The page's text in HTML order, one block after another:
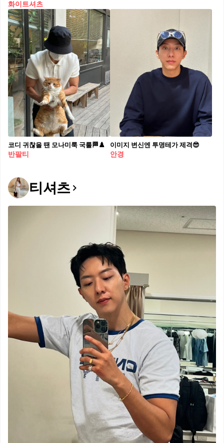
화이트셔츠
코디 귀찮을 땐 모나미룩 국룰🏁♟️
반팔티
이미지 변신엔 투명테가 제격😎
안경
티셔츠